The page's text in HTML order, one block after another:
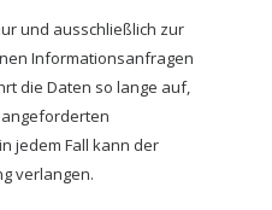
und ausschließlich zur
Informationsanfragen
die Daten so lange auf,
jedem Fall kann der
verlangen.